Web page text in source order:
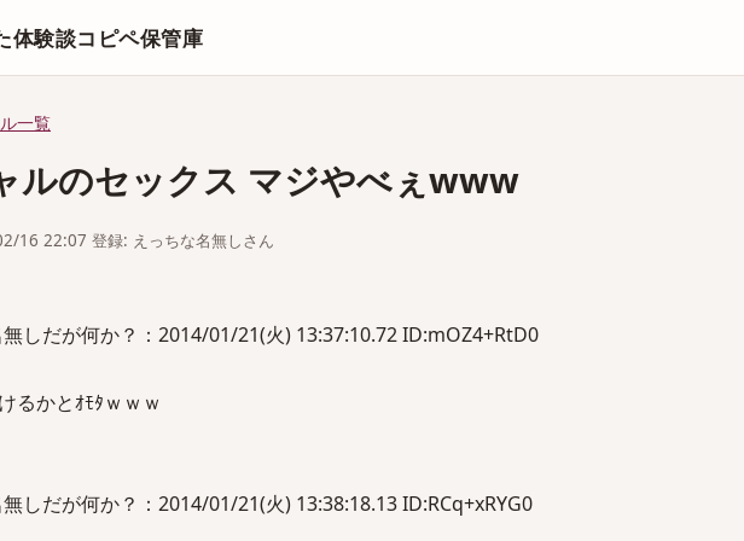
体験談コピペ保管庫
一覧
ルのセックス マジやべぇwww
16 22:07 登録: えっちな名無しさん
無しだが何か？：2014/01/21(火) 13:37:10.72 ID:mOZ4+RtD0
るかとｵﾓﾀｗｗｗ
しだが何か？：2014/01/21(火) 13:38:18.13 ID:RCq+xRYG0